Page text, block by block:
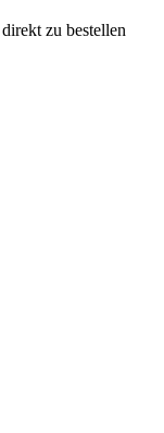
zu bestellen